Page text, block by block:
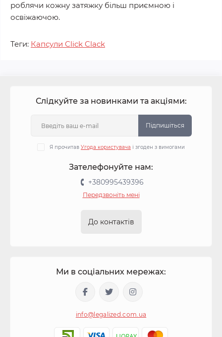
роблячи кожну затяжку більш приємною і
освіжаючою.
Теги: Капсули Click Clack
Слідкуйте за новинками та акціями:
Підпишіться
Я прочитав Угода користувача і згоден з вимогами
Зателефонуйте нам:
+380995439396
Передзвоніть мені
До контактів
Ми в соціальних мережах:
info@legalized.com.ua